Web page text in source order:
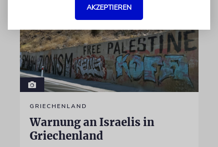
GRIECHENLAND
Warnung an Israelis in
Griechenland
AKZEPTIEREN